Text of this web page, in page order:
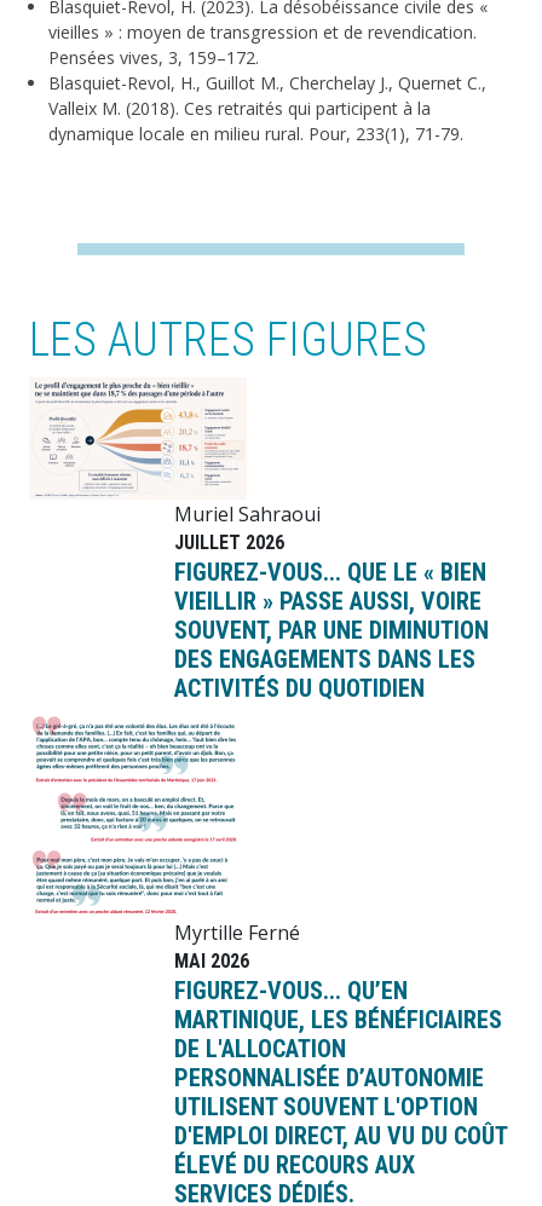
Blasquiet-Revol, H. (2023). La désobéissance civile des «
vieilles » : moyen de transgression et de revendication.
Pensées vives, 3, 159–172.
Blasquiet-Revol, H., Guillot M., Cherchelay J., Quernet C.,
Valleix M. (2018). Ces retraités qui participent à la
dynamique locale en milieu rural. Pour, 233(1), 71-79.
LES AUTRES FIGURES
Image
Muriel Sahraoui
JUILLET 2026
FIGUREZ-VOUS... QUE LE « BIEN
VIEILLIR » PASSE AUSSI, VOIRE
SOUVENT, PAR UNE DIMINUTION
DES ENGAGEMENTS DANS LES
ACTIVITÉS DU QUOTIDIEN
Image
Myrtille Ferné
MAI 2026
FIGUREZ-VOUS... QU’EN
MARTINIQUE, LES BÉNÉFICIAIRES
DE L'ALLOCATION
PERSONNALISÉE D’AUTONOMIE
UTILISENT SOUVENT L'OPTION
D'EMPLOI DIRECT, AU VU DU COÛT
ÉLEVÉ DU RECOURS AUX
SERVICES DÉDIÉS.